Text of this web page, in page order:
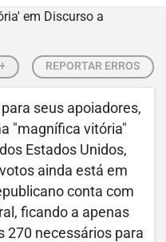
REPORTAR ERROS
seus apoiadores,
"magnífica vitória"
Estados Unidos,
ainda está em
conta com
ficando a apenas
270 necessários para